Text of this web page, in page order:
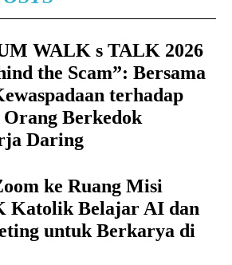
WALK s TALK 2026
the Scam”: Bersama
terhadap
Orang Berkedok
Daring
ke Ruang Misi
Katolik Belajar AI dan
untuk Berkarya di